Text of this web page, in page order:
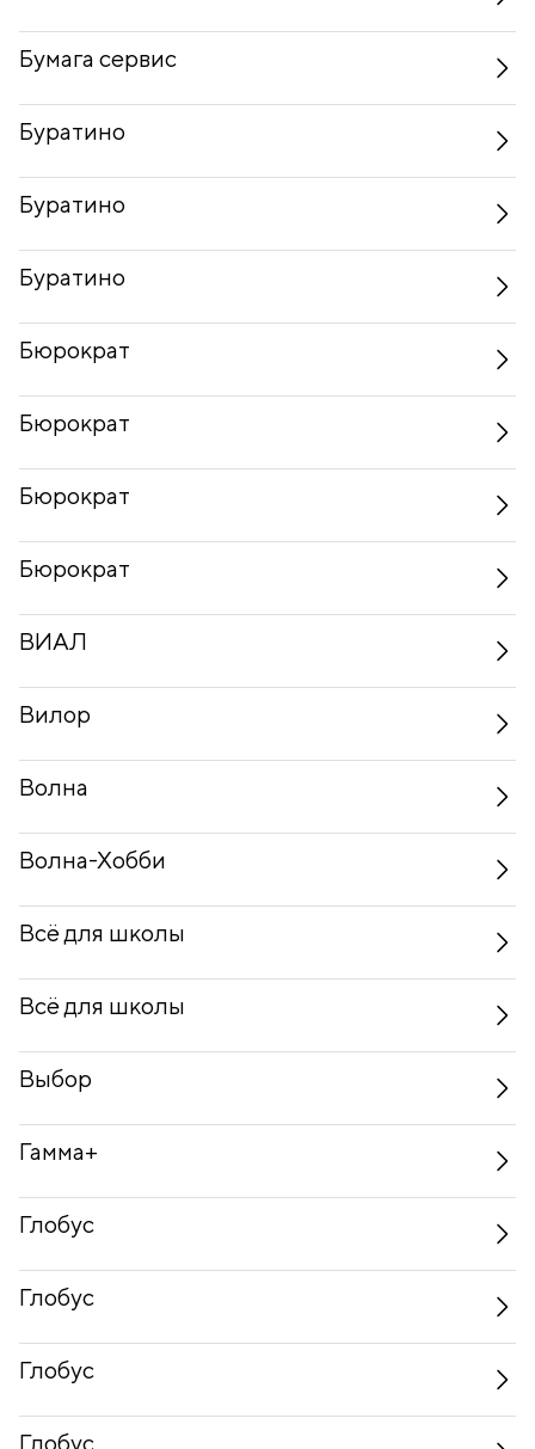
Бумага сервис
Буратино
Буратино
Буратино
Бюрократ
Бюрократ
Бюрократ
Бюрократ
ВИАЛ
Вилор
Волна
Волна-Хобби
Всё для школы
Всё для школы
Выбор
Гамма+
Глобус
Глобус
Глобус
Глобус